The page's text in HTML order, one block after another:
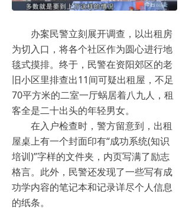
办案民警立刻展开调查，以出租房
为切入口，将各个社区作为圆心进行地
毯式摸排。终于，民警在资阳郊区的老
旧小区里排查出11间可疑出租屋，不足
70平方米的二室一厅蜗居着八九人，租
客全是二十出头的年轻男女。
在入户检查时，警方留意到，出租
屋桌上有一个封面印有“成功系统(知识
培训)”字样的文件夹，内页写满了励志
格言。此外，民警还发现了一些写有成
功学内容的笔记本和记录详尽个人信息
的纸条。